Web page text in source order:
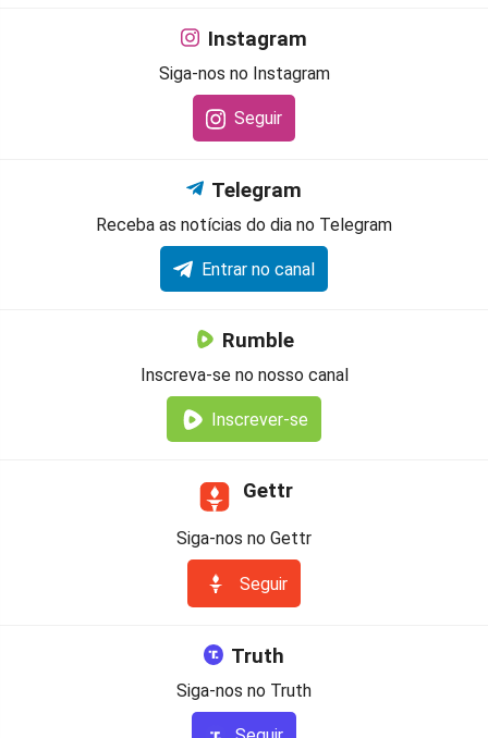
Instagram
Siga-nos no Instagram
Seguir
Telegram
Receba as notícias do dia no Telegram
Entrar no canal
Rumble
Inscreva-se no nosso canal
Inscrever-se
Gettr
Siga-nos no Gettr
Seguir
Truth
Siga-nos no Truth